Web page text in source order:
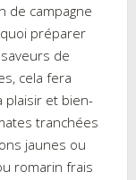
de campagne
quoi préparer
de
cela fera
plaisir et bien-
tranchées
jaunes ou
romarin frais